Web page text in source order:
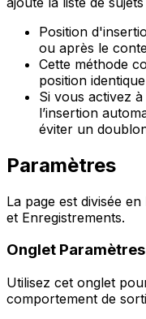
Position
ou après le
Cette méthode
position
Si vous activez
l’insertion
éviter un
Paramètres
La page est divisée en
et Enregistrements.
Onglet Paramètres
Utilisez cet onglet
comportement de